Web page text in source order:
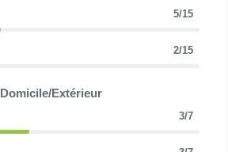
5/15
2/15
Domicile/Extérieur
3/7